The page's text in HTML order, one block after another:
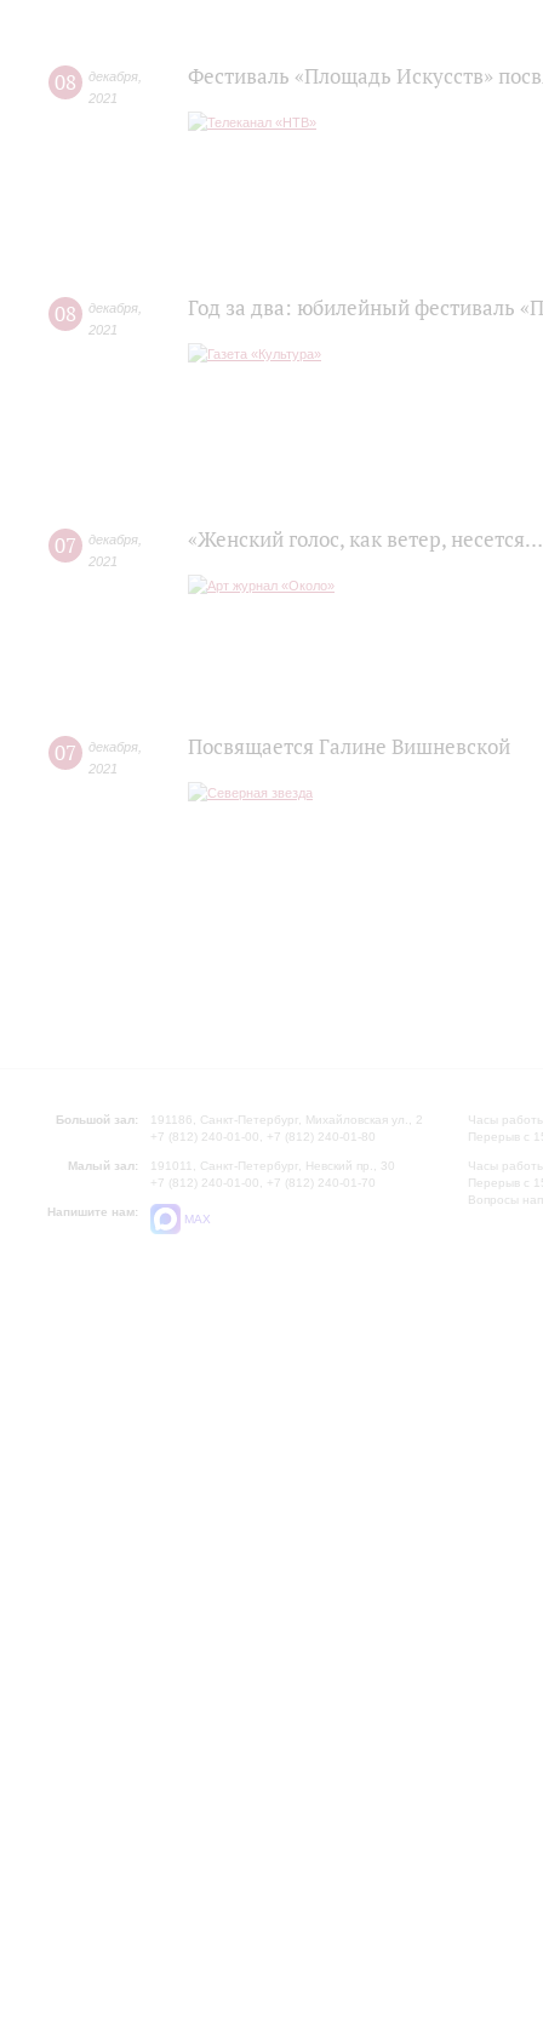
08 декабря
2021
Фестиваль «Площадь Искусств»
08 декабря
2021
Год за два: юбилейный фестиваль
07 декабря
2021
«Женский голос, как ветер,
07 декабря
2021
Посвящается Галине Вишневской
Большой зал:
191186, Санкт-Петербург, Михайловская ул., 2
+7 (812) 240-01-00, +7 (812) 240-01-80
Малый зал:
191011, Санкт-Петербург, Невский пр., 30
+7 (812) 240-01-00, +7 (812) 240-01-70
Напишите нам:
MAX
Часы
Перерыв с
Часы
Перерыв с
Вопросы